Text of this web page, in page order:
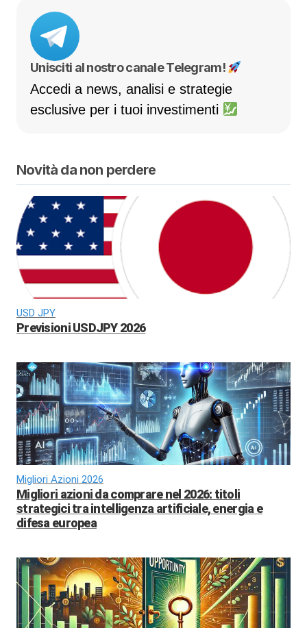
Unisciti al nostro canale Telegram!
Accedi a news, analisi e strategie
esclusive per i tuoi investimenti
Novità da non perdere
USD JPY
Previsioni USDJPY 2026
Migliori Azioni 2026
Migliori azioni da comprare nel 2026: titoli
strategici tra intelligenza artificiale, energia e
difesa europea